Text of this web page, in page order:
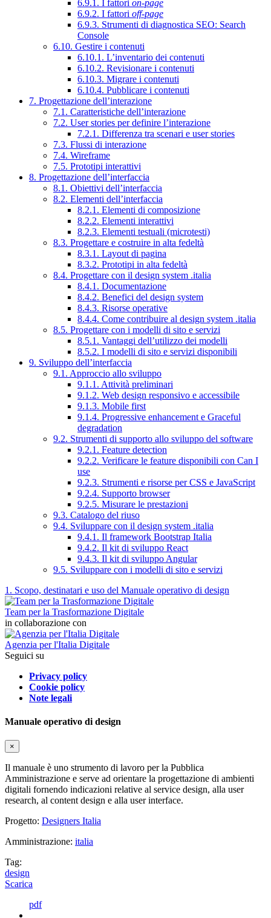
6.9.1. I fattori on-page
6.9.2. I fattori off-page
6.9.3. Strumenti di diagnostica SEO: Search
Console
6.10. Gestire i contenuti
6.10.1. L’inventario dei contenuti
6.10.2. Revisionare i contenuti
6.10.3. Migrare i contenuti
6.10.4. Pubblicare i contenuti
7. Progettazione dell’interazione
7.1. Caratteristiche dell’interazione
7.2. User stories per definire l’interazione
7.2.1. Differenza tra scenari e user stories
7.3. Flussi di interazione
7.4. Wireframe
7.5. Prototipi interattivi
8. Progettazione dell’interfaccia
8.1. Obiettivi dell’interfaccia
8.2. Elementi dell’interfaccia
8.2.1. Elementi di composizione
8.2.2. Elementi interattivi
8.2.3. Elementi testuali (microtesti)
8.3. Progettare e costruire in alta fedeltà
8.3.1. Layout di pagina
8.3.2. Prototipi in alta fedeltà
8.4. Progettare con il design system .italia
8.4.1. Documentazione
8.4.2. Benefici del design system
8.4.3. Risorse operative
8.4.4. Come contribuire al design system .italia
8.5. Progettare con i modelli di sito e servizi
8.5.1. Vantaggi dell’utilizzo dei modelli
8.5.2. I modelli di sito e servizi disponibili
9. Sviluppo dell’interfaccia
9.1. Approccio allo sviluppo
9.1.1. Attività preliminari
9.1.2. Web design responsivo e accessibile
9.1.3. Mobile first
9.1.4. Progressive enhancement e Graceful
degradation
9.2. Strumenti di supporto allo sviluppo del software
9.2.1. Feature detection
9.2.2. Verificare le feature disponibili con Can I
use
9.2.3. Strumenti e risorse per CSS e JavaScript
9.2.4. Supporto browser
9.2.5. Misurare le prestazioni
9.3. Catalogo del riuso
9.4. Sviluppare con il design system .italia
9.4.1. Il framework Bootstrap Italia
9.4.2. Il kit di sviluppo React
9.4.3. Il kit di sviluppo Angular
9.5. Sviluppare con i modelli di sito e servizi
1. Scopo, destinatari e uso del Manuale operativo di design
Team per la Trasformazione Digitale
in collaborazione con
Agenzia per l'Italia Digitale
Seguici su
Privacy policy
Cookie policy
Note legali
Manuale operativo di design
×
Il manuale è uno strumento di lavoro per la Pubblica
Amministrazione e serve ad orientare la progettazione di ambienti
digitali fornendo indicazioni relative al service design, alla user
research, al content design e alla user interface.
Progetto: Designers Italia
Amministrazione: italia
Tag:
design
Scarica
pdf